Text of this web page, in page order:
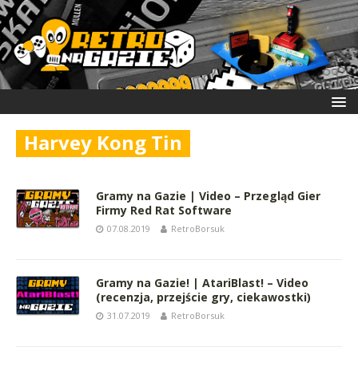
Harvey Kong Tin
Gramy na Gazie | Video – Przegląd Gier
Firmy Red Rat Software
07.08.2019 RetroBorsuk
Gramy na Gazie! | AtariBlast! – Video
(recenzja, przejście gry, ciekawostki)
31.07.2019 RetroBorsuk